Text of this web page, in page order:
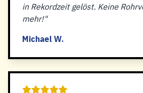
in Rekordzeit gelöst. Keine
mehr!"
Michael W.